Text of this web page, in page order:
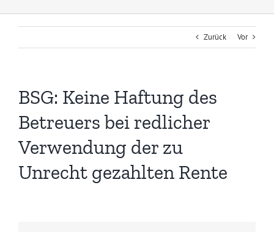
Zurück Vor
BSG: Keine Haftung des
Betreuers bei redlicher
Verwendung der zu
Unrecht gezahlten Rente